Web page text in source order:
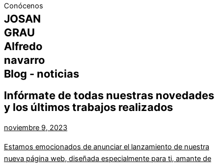
Conócenos
JOSAN
GRAU
Alfredo
navarro
Blog - noticias
Infórmate de todas nuestras novedades
y los últimos trabajos realizados
noviembre 9, 2023
Estamos emocionados de anunciar el lanzamiento de nuestra
nueva página web, diseñada especialmente para ti, amante de